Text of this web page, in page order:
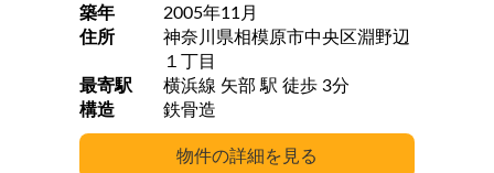
築年
2005年11月
住所
神奈川県相模原市中央区淵野辺
１丁目
最寄駅
横浜線 矢部 駅 徒歩 3分
構造
鉄骨造